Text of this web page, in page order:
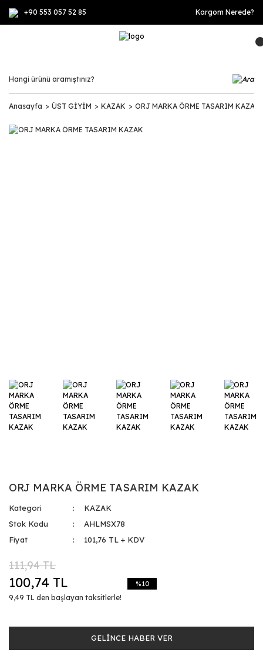
+90 553 057 52 85 Kargom Nerede?
Anasayfa ÜST GİYİM KAZAK ORJ MARKA ÖRME TASARIM KAZAK
ORJ MARKA ÖRME TASARIM KAZAK
Kategori
KAZAK
Stok Kodu
AHLMSX78
Fiyat
101,76 TL + KDV
111,94 TL
100,74 TL
9,49 TL den başlayan taksitlerle!
%10
GELİNCE HABER VER